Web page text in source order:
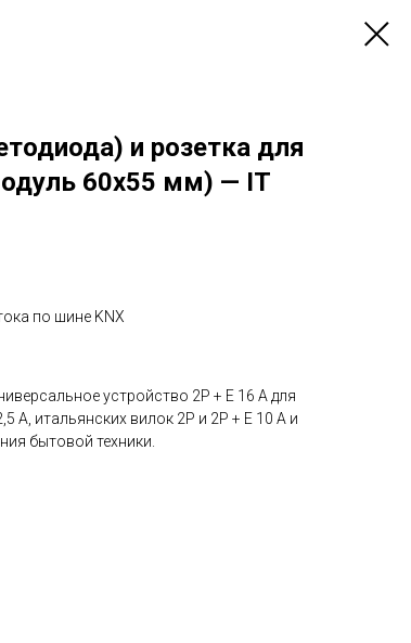
и розетка для
60x55 мм) — IT
по шине KNX
устройство 2P + E 16 А для
А, итальянских вилок 2P и 2P + E 10 А и
бытовой техники.